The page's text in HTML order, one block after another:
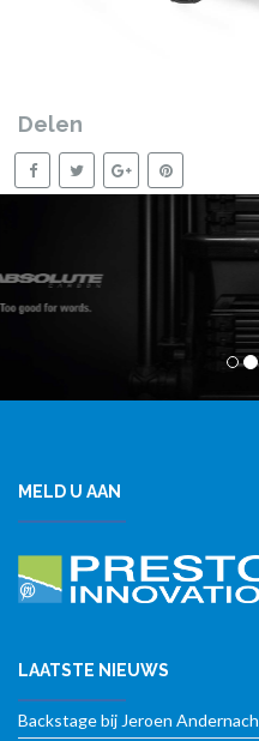
Delen
MELD U AAN
LAATSTE NIEUWS
Backstage bij Jeroen Andernach